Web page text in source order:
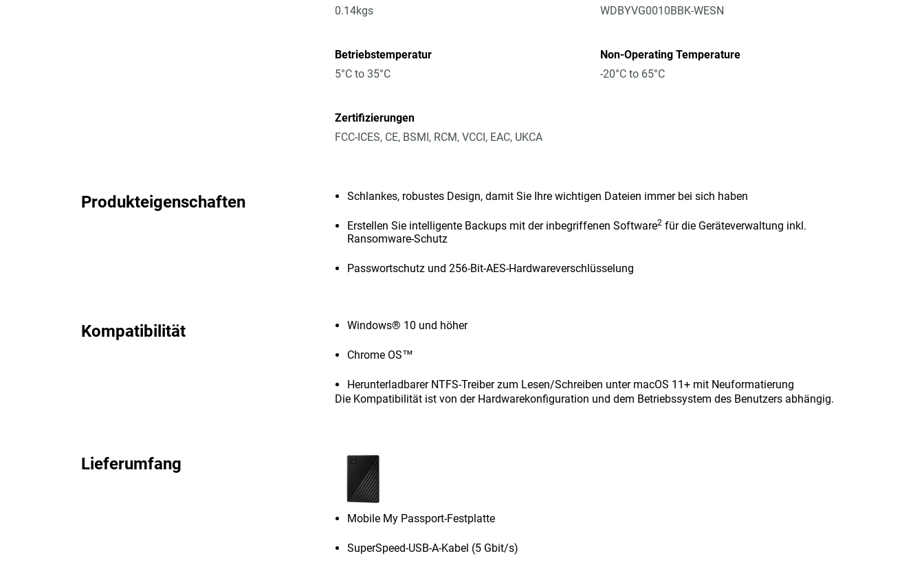
0.14kgs
WDBYVG0010BBK-WESN
Betriebstemperatur
5°C to 35°C
Non-Operating Temperature
-20°C to 65°C
Zertifizierungen
FCC-ICES, CE, BSMI, RCM, VCCI, EAC, UKCA
Produkteigenschaften Schlankes, robustes Design, damit Sie Ihre wichtigen Dateien immer bei sich haben
Erstellen Sie intelligente Backups mit der inbegriffenen Software2 für die Geräteverwaltung inkl.
Ransomware-Schutz
Passwortschutz und 256-Bit-AES-Hardwareverschlüsselung
Kompatibilität Windows® 10 und höher
Chrome OS™
Herunterladbarer NTFS-Treiber zum Lesen/Schreiben unter macOS 11+ mit Neuformatierung
Die Kompatibilität ist von der Hardwarekonfiguration und dem Betriebssystem des Benutzers abhängig.
Lieferumfang
Mobile My Passport-Festplatte
SuperSpeed-USB-A-Kabel (5 Gbit/s)